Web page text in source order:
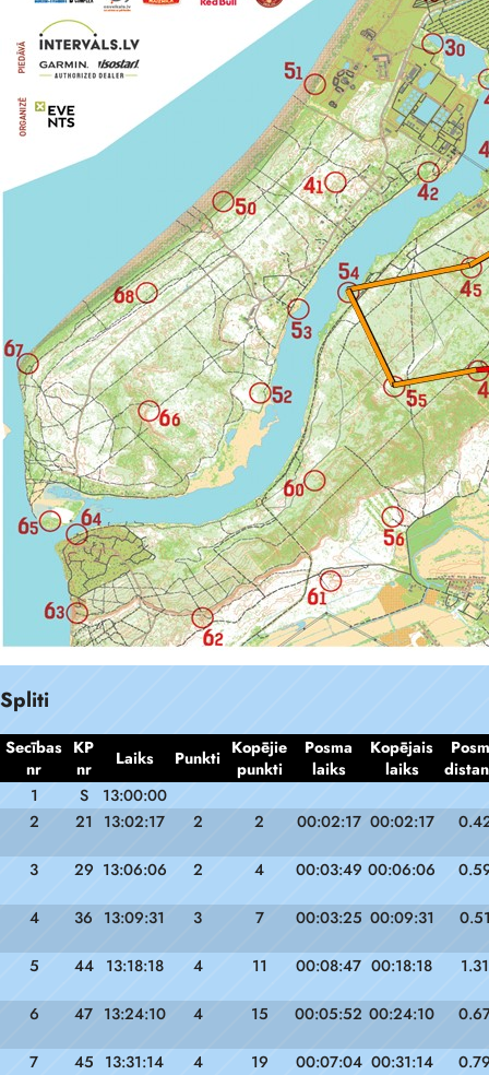
Spliti
Secības
nr
KP
nr
Laiks Punkti Kopējie
punkti
Posma
laiks
Kopējais
laiks
1
S
13:00:00
2
21 13:02:17 2 2 00:02:17 00:02:17
3 29 13:06:06 2 4 00:03:49 00:06:06
4 36 13:09:31 3 7 00:03:25 00:09:31
5 44 13:18:18 4 11 00:08:47 00:18:18 1.31
6 47 13:24:10 4 15 00:05:52 00:24:10
7 45 13:31:14 4 19 00:07:04 00:31:14